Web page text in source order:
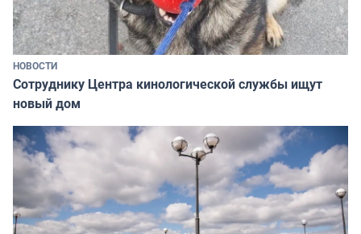
НОВОСТИ
Сотруднику Центра кинологической службы ищут
новый дом